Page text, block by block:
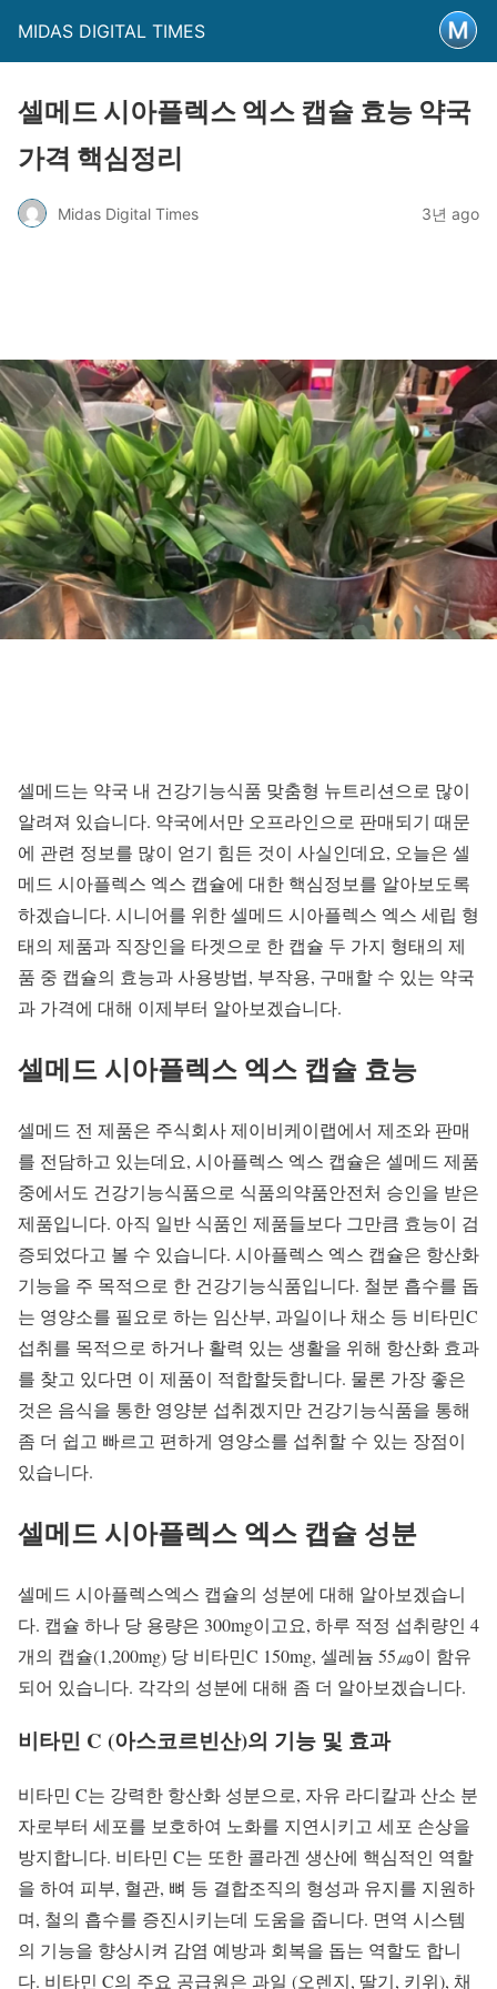
MIDAS DIGITAL TIMES
셀메드 시아플렉스 엑스 캡슐 효능 약국
가격 핵심정리
Midas Digital Times 3년 ago
셀메드는 약국 내 건강기능식품 맞춤형 뉴트리션으로 많이
알려져 있습니다. 약국에서만 오프라인으로 판매되기 때문
에 관련 정보를 많이 얻기 힘든 것이 사실인데요, 오늘은 셀
메드 시아플렉스 엑스 캡슐에 대한 핵심정보를 알아보도록
하겠습니다. 시니어를 위한 셀메드 시아플렉스 엑스 세립 형
태의 제품과 직장인을 타겟으로 한 캡슐 두 가지 형태의 제
품 중 캡슐의 효능과 사용방법, 부작용, 구매할 수 있는 약국
과 가격에 대해 이제부터 알아보겠습니다.
셀메드 시아플렉스 엑스 캡슐 효능
셀메드 전 제품은 주식회사 제이비케이랩에서 제조와 판매
를 전담하고 있는데요, 시아플렉스 엑스 캡슐은 셀메드 제품
중에서도 건강기능식품으로 식품의약품안전처 승인을 받은
제품입니다. 아직 일반 식품인 제품들보다 그만큼 효능이 검
증되었다고 볼 수 있습니다. 시아플렉스 엑스 캡슐은 항산화
기능을 주 목적으로 한 건강기능식품입니다. 철분 흡수를 돕
는 영양소를 필요로 하는 임산부, 과일이나 채소 등 비타민C
섭취를 목적으로 하거나 활력 있는 생활을 위해 항산화 효과
를 찾고 있다면 이 제품이 적합할듯합니다. 물론 가장 좋은
것은 음식을 통한 영양분 섭취겠지만 건강기능식품을 통해
좀 더 쉽고 빠르고 편하게 영양소를 섭취할 수 있는 장점이
있습니다.
셀메드 시아플렉스 엑스 캡슐 성분
셀메드 시아플렉스엑스 캡슐의 성분에 대해 알아보겠습니
다. 캡슐 하나 당 용량은 300mg이고요, 하루 적정 섭취량인 4
개의 캡슐(1,200mg) 당 비타민C 150mg, 셀레늄 55㎍이 함유
되어 있습니다. 각각의 성분에 대해 좀 더 알아보겠습니다.
비타민 C (아스코르빈산)의 기능 및 효과
비타민 C는 강력한 항산화 성분으로, 자유 라디칼과 산소 분
자로부터 세포를 보호하여 노화를 지연시키고 세포 손상을
방지합니다. 비타민 C는 또한 콜라겐 생산에 핵심적인 역할
을 하여 피부, 혈관, 뼈 등 결합조직의 형성과 유지를 지원하
며, 철의 흡수를 증진시키는데 도움을 줍니다. 면역 시스템
의 기능을 향상시켜 감염 예방과 회복을 돕는 역할도 합니
다. 비타민 C의 주요 공급원은 과일 (오렌지, 딸기, 키위), 채